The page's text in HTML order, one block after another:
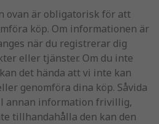
ovan är obligatorisk för att
köp. Om informationen är
när du registrerar dig
eller tjänster. Om du inte
det hända att vi inte kan
genomföra dina köp. Såvida
annan information frivillig,
tillhandahålla den kan den